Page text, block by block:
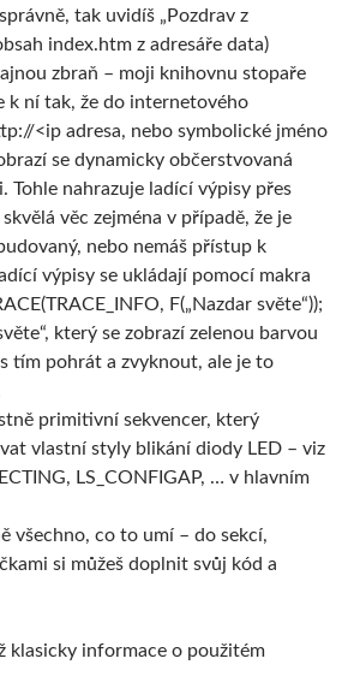
tak uvidíš „Pozdrav z
index.htm z adresáře data)
zbraň – moji knihovnu stopaře
k ní tak, že do internetového
<ip adresa, nebo symbolické jméno
se dynamicky občerstvovaná
Tohle nahrazuje ladící výpisy přes
věc zejména v případě, že je
nebo nemáš přístup k
výpisy se ukládají pomocí makra
F(„Nazdar světe“));
který se zobrazí zelenou barvou
tím pohrát a zvyknout, ale je to
primitivní sekvencer, který
vlastní styly blikání diody LED – viz
LS_CONFIGAP, … v hlavním
všechno, co to umí – do sekcí,
si můžeš doplnit svůj kód a
klasicky informace o použitém